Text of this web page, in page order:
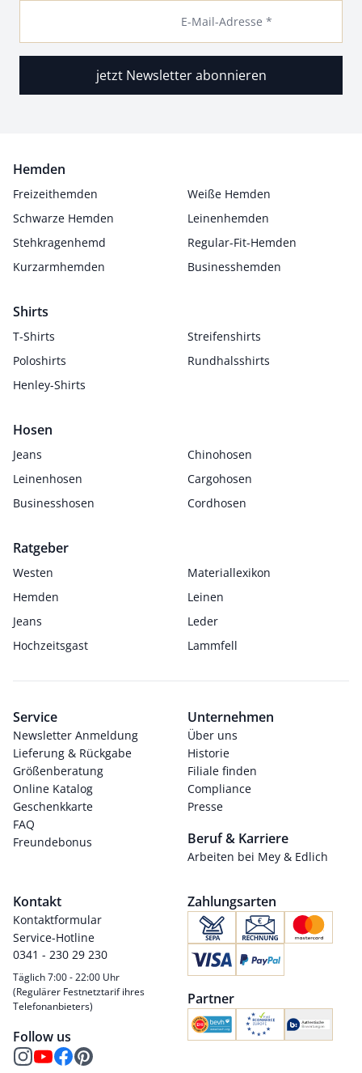
E-Mail-Adresse *
jetzt Newsletter abonnieren
Hemden
Freizeithemden
Weiße Hemden
Schwarze Hemden
Leinenhemden
Stehkragenhemd
Regular-Fit-Hemden
Kurzarmhemden
Businesshemden
Shirts
T-Shirts
Streifenshirts
Poloshirts
Rundhalsshirts
Henley-Shirts
Hosen
Jeans
Chinohosen
Leinenhosen
Cargohosen
Businesshosen
Cordhosen
Ratgeber
Westen
Materiallexikon
Hemden
Leinen
Jeans
Leder
Hochzeitsgast
Lammfell
Service
Newsletter Anmeldung
Lieferung & Rückgabe
Größenberatung
Online Katalog
Geschenkkarte
FAQ
Freundebonus
Unternehmen
Über uns
Historie
Filiale finden
Compliance
Presse
Beruf & Karriere
Arbeiten bei Mey & Edlich
Kontakt
Kontaktformular
Service-Hotline
0341 - 230 29 230
Täglich 7:00 - 22:00 Uhr
(Regulärer Festnetztarif ihres
Telefonanbieters)
Follow us
Zahlungsarten
Partner